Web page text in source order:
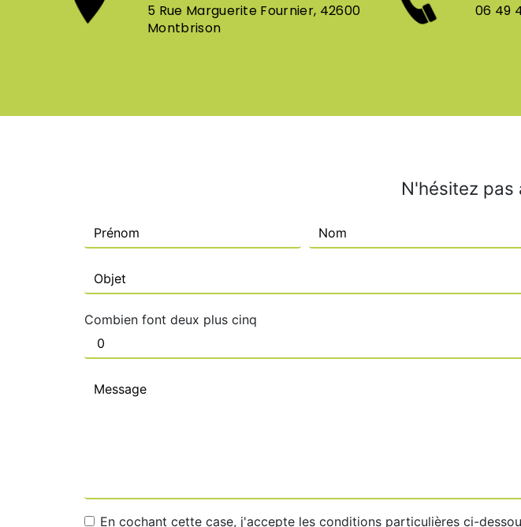
5 Rue Marguerite Fournier, 42600
Montbrison
06 49
N'hésitez pas
Combien font deux plus cinq
En cochant cette case, j'accepte les conditions particulières ci-